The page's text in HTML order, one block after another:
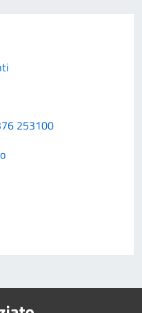
253100